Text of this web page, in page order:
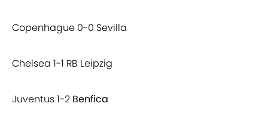
Copenhague 0-0 Sevilla
Chelsea 1-1 RB Leipzig
Juventus 1-2 Benfica